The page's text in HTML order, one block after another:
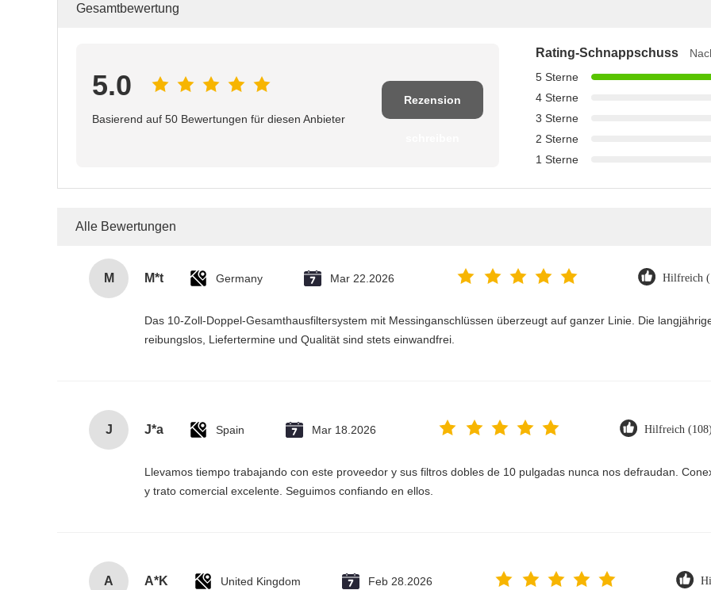
Gesamtbewertung
5.0
Basierend auf 50 Bewertungen für diesen Anbieter
Rezension
Rating-Schnappschuss
5 Sterne
4 Sterne
3 Sterne
2 Sterne
1 Sterne
Alle Bewertungen
M M*t Germany Mar 22.2026 Hilfreich
Das 10-Zoll-Doppel-Gesamthausfiltersystem mit Messinganschlüssen überzeugt auf ganzer Linie. Die
reibungslos, Liefertermine und Qualität sind stets einwandfrei.
J J*a Spain Mar 18.2026 Hilfreich
Llevamos tiempo trabajando con este proveedor y sus filtros dobles de 10 pulgadas nunca nos defraudan.
y trato comercial excelente. Seguimos confiando en ellos.
A A*K United Kingdom Feb 28.2026